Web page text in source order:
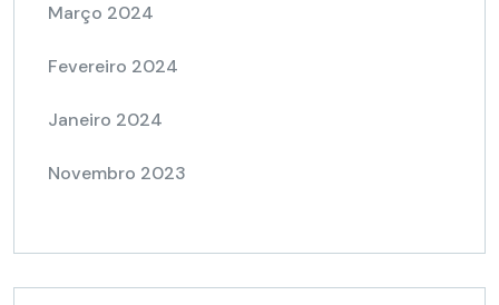
Março 2024
Fevereiro 2024
Janeiro 2024
Novembro 2023